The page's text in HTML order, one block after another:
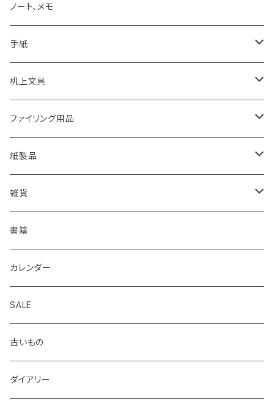
KAWEKO
LYRA
rotling
Laufern
EISEN
KOHINOOR
Helix
BIC
centropen
AUTOPOINT
PARKER
Noritake
カキノジン
フジワラリツ
kanaexpress
久奈屋
はらぺこめがね
ALASKA BUNGU
ノラヤ
杉本ふみ
みやしたゆみ
池田久美子
鉛筆まわり
ボールペン
カラーペン
シャープペンシル、芯ホルダー
万年筆
色鉛筆、クレヨン
ノート、メモ
手紙
ポストカード
ミニカード
便箋、一筆箋
封筒、ポチ袋
机上文具
糊、テープ、テープカッター
ハンコ、スタンプ、スタンプ台
ハサミ、カッター、カッティングマット
修正液、修正テープ
パンチ、ステープラー
定規、テンプレート
クリップ、割ピン、画鋲、輪ゴム、状差し
消しゴム
ファイリング用品
クリップボード
ファイル、カルトン
スクラップブック、アルバム
紙製品
伝票、領収書、納品書
メモカード、ラベルブック
マスキングテープ
付箋、シール
包装紙、紙袋
チケット、マッチラベル、切手
雑貨
ペンケース、お財布、ポーチ、カードケース
ブックカバー、栞、ブックスタンド
バッグ
バッジ、ブローチ、キーホルダー
ハンカチ、手ぬぐい
書籍
カレンダー
SALE
古いもの
ダイアリー